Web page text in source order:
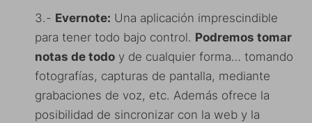
3.- Evernote: Una aplicación imprescindible
para tener todo bajo control. Podremos tomar
notas de todo y de cualquier forma… tomando
fotografías, capturas de pantalla, mediante
grabaciones de voz, etc. Además ofrece la
posibilidad de sincronizar con la web y la